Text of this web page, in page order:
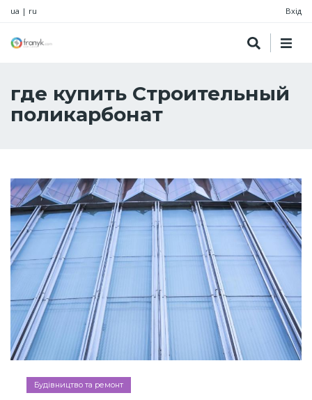
ua | ru Вхід
где купить Строительный
поликарбонат
Будівництво та ремонт